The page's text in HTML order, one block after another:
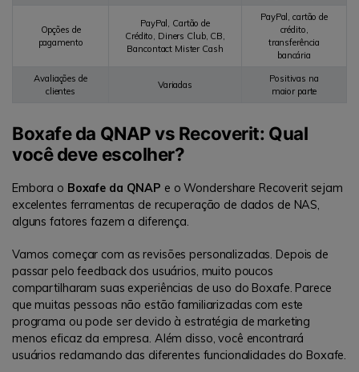
Opções de
pagamento
PayPal, Cartão de
Crédito, Diners Club, CB,
Bancontact Mister Cash
PayPal, cartão de
crédito,
transferência
bancária
Avaliações de
clientes
Variadas
Positivas na
maior parte
Boxafe da QNAP vs Recoverit: Qual
você deve escolher?
Embora o Boxafe da QNAP e o Wondershare Recoverit sejam
excelentes ferramentas de recuperação de dados de NAS,
alguns fatores fazem a diferença.
Vamos começar com as revisões personalizadas. Depois de
passar pelo feedback dos usuários, muito poucos
compartilharam suas experiências de uso do Boxafe. Parece
que muitas pessoas não estão familiarizadas com este
programa ou pode ser devido à estratégia de marketing
menos eficaz da empresa. Além disso, você encontrará
usuários reclamando das diferentes funcionalidades do Boxafe.